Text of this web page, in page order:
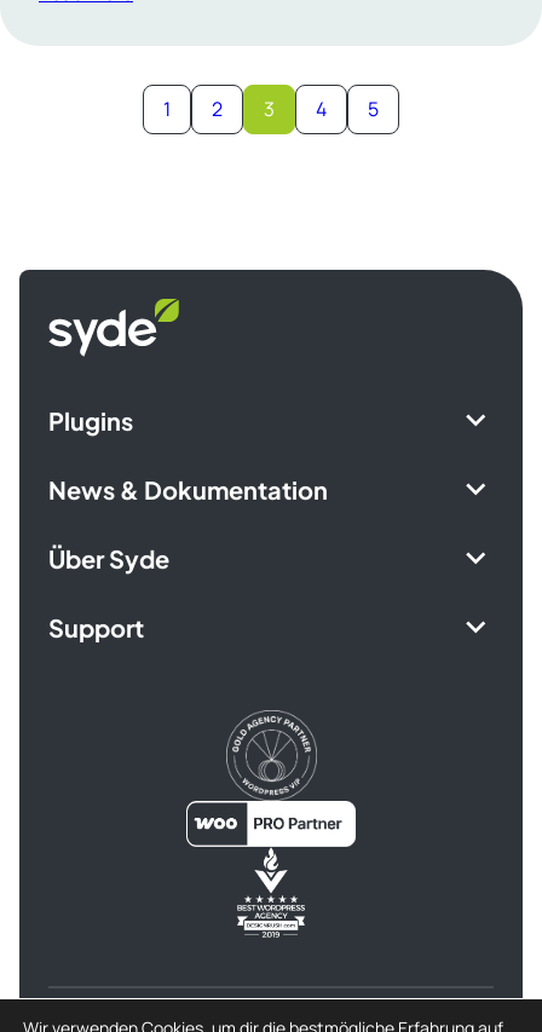
1 2 3 4 5
Syde
homepage
Plugins
News & Dokumentation
Über Syde
Support
© 2026 Syde GmbH